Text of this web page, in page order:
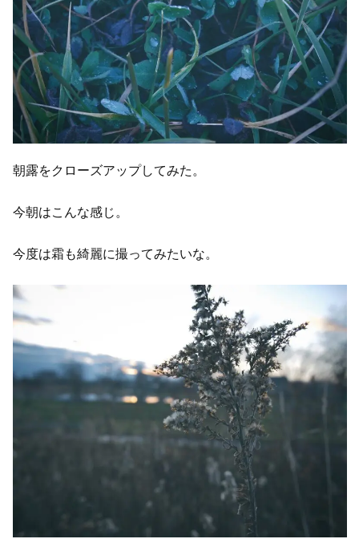
朝露をクローズアップしてみた。
今朝はこんな感じ。
今度は霜も綺麗に撮ってみたいな。